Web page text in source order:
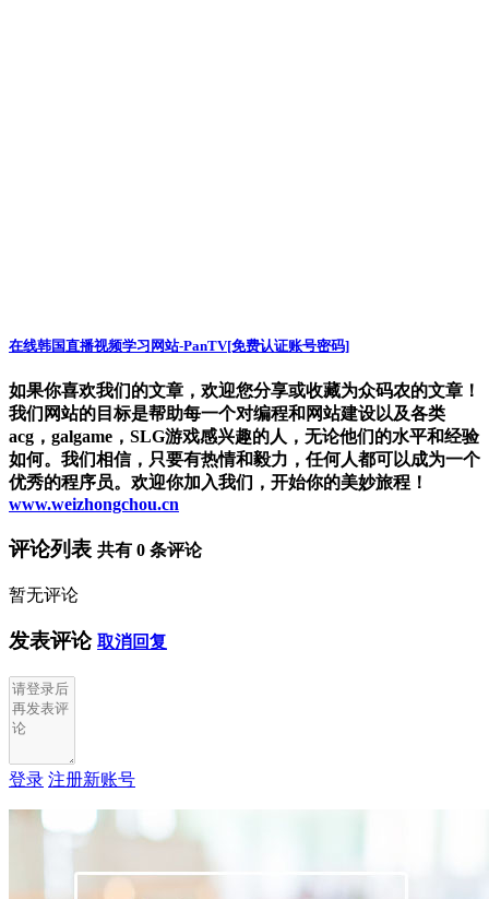
在线韩国直播视频学习网站-PanTV[免费认证账号密码]
如果你喜欢我们的文章，欢迎您分享或收藏为众码农的文章！
我们网站的目标是帮助每一个对编程和网站建设以及各类
acg，galgame，SLG游戏感兴趣的人，无论他们的水平和经验
如何。我们相信，只要有热情和毅力，任何人都可以成为一个
优秀的程序员。欢迎你加入我们，开始你的美妙旅程！
www.weizhongchou.cn
评论列表 共有 0 条评论
暂无评论
发表评论 取消回复
登录 注册新账号